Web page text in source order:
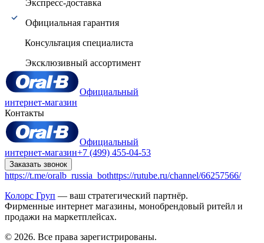
Экспресс-доставка
Официальная гарантия
Консультация специалиста
Эксклюзивный ассортимент
Официальный
интернет-магазин
Контакты
Официальный
интернет-магазин+7 (499) 455-04-53
Заказать звонок
https://t.me/oralb_russia_bothttps://rutube.ru/channel/66257566/
Колорс Груп — ваш стратегический партнёр.
Фирменные интернет магазины, монобрендовый ритейл и
продажи на маркетплейсах.
© 2026. Все права зарегистрированы.